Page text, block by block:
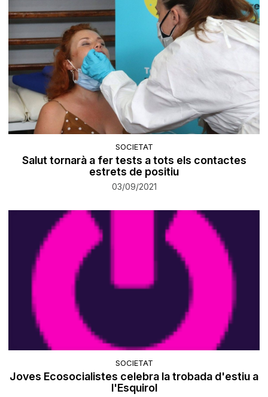
SOCIETAT
Salut tornarà a fer tests a tots els contactes
estrets de positiu
03/09/2021
SOCIETAT
​Joves Ecosocialistes celebra la trobada d'estiu a
l'Esquirol